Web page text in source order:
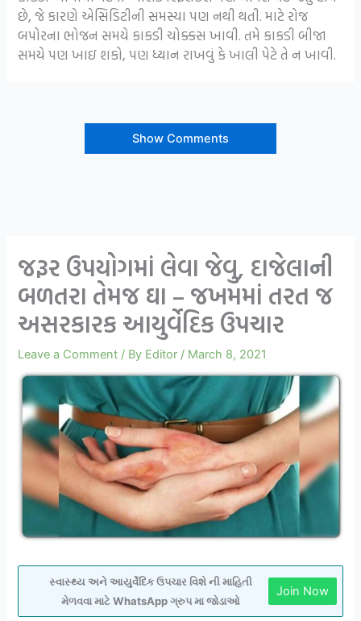
છે, જે કારણે એસિડિટીની સમસ્યા પણ નથી થતી. માટે રોજ
બપોરના ભોજન સમયે કાકડી ચોક્કસ ખાવી. તમે કાકડી બીજા
સમયે પણ ખાઇ શકો, પણ ધ્યાન રાખવું કે ખાલી પેટે તે ન ખાવી.
Show Comments
જરૂર ઉપયોગમાં લેવા જેવુ, દાજેલાની
બળતરા તેમજ ઘા – જખમમાં તરત જ
અસરકારક આયુર્વેદિક ઉપચાર
Leave a Comment / By Editor / March 8, 2021
સ્વાસ્થ્ય અને આયુર્વેદિક ઉપચાર વિશે ની માહિતી
મેળવવા માટે WhatsApp ગ્રુપ મા જોડાઓ
Join Now